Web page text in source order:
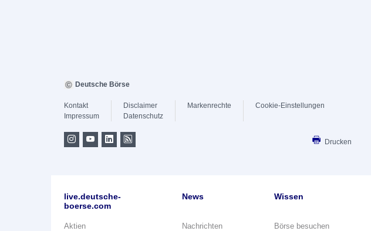
Deutsche Börse
Kontakt
Impressum
Disclaimer
Datenschutz
Markenrechte Cookie-Einstellungen
Drucken
live.deutsche-
boerse.com
Aktien
News
Nachrichten
Wissen
Börse besuchen